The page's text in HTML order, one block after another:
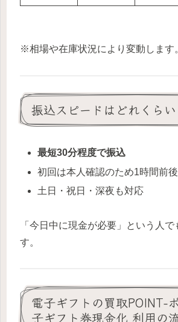
※相場や在庫状況により変動します
振込スピードはどれくらい
最短30分程度で振込
初回は本人確認のため1時間前
土日・祝日・深夜も対応
「今日中に現金が必要」という人
す。
電子ギフトの買取POINT-
子ギフト券現金化 利用の